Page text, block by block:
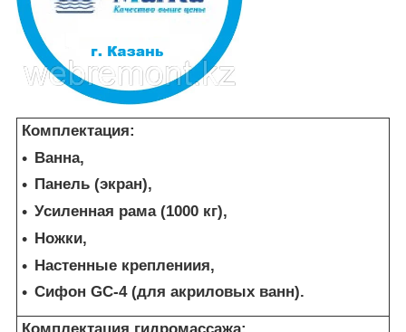
Комплектация:
Ванна,
Панель (экран),
Усиленная рама (1000 кг),
Ножки,
Настенные креплениия,
Сифон GC-4 (для акриловых ванн).